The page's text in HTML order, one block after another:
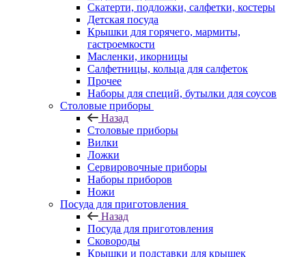
Скатерти, подложки, салфетки, костеры
Детская посуда
Крышки для горячего, мармиты,
гастроемкости
Масленки, икорницы
Салфетницы, кольца для салфеток
Прочее
Наборы для специй, бутылки для соусов
Столовые приборы
Назад
Столовые приборы
Вилки
Ложки
Сервировочные приборы
Наборы приборов
Ножи
Посуда для приготовления
Назад
Посуда для приготовления
Сковороды
Крышки и подставки для крышек